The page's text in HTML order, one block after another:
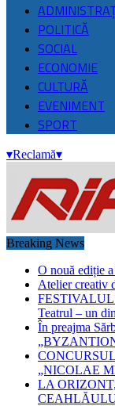
POLITICĂ
SOCIAL
ECONOMIE
CULTURĂ
EVENIMENT
SPORT
▾Reclamă▾
Breaking News
O nouă ediție
Atelier creativ
FESTIVALUL
Teatrul – un
În preajma
„NICOLAE
LA